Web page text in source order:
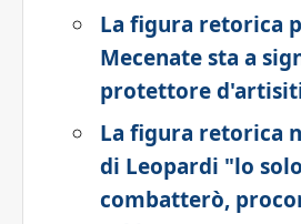
La figura retorica
Mecenate sta a
protettore
La figura retorica
di Leopardi "lo solo
combatterò,